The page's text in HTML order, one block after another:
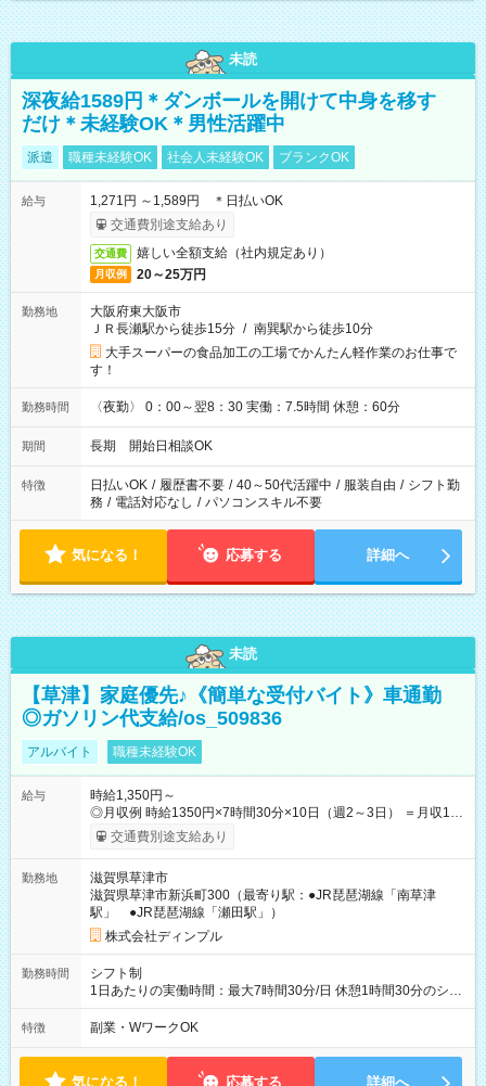
未読
深夜給1589円＊ダンボールを開けて中身を移す
だけ＊未経験OK＊男性活躍中
派遣 職種未経験OK 社会人未経験OK ブランクOK
給与
1,271円 ～1,589円 ＊日払いOK
交通費別途支給あり
交通費 嬉しい全額支給（社内規定あり）
月収例 20～25万円
勤務地
大阪府東大阪市
ＪＲ長瀬駅から徒歩15分 / 南巽駅から徒歩10分
大手スーパーの食品加工の工場でかんたん軽作業のお仕事で
す！
勤務時間 〈夜勤〉 0：00～翌8：30 実働：7.5時間 休憩：60分
期間 長期 開始日相談OK
特徴 日払いOK / 履歴書不要 / 40～50代活躍中 / 服装自由 / シフト勤
務 / 電話対応なし / パソコンスキル不要
気になる！ 応募する 詳細へ
未読
【草津】家庭優先♪《簡単な受付バイト》車通勤
◎ガソリン代支給/os_509836
アルバイト 職種未経験OK
給与
時給1,350円～
◎月収例 時給1350円×7時間30分×10日（週2～3日） ＝月収10
万円以上可＋交通費 ※勤務日数は一例です 【試用期間】試用期
間あり 試用期間の長さ：3ヶ月 雇用形態、給与は本採用時と同
交通費別途支給あり
勤務地
滋賀県草津市
滋賀県草津市新浜町300（最寄り駅：●JR琵琶湖線「南草津
駅」 ●JR琵琶湖線「瀬田駅」）
株式会社ディンプル
勤務時間
シフト制
1日あたりの実働時間：最大7時間30分/日 休憩1時間30分のシフ
ト制 ＜シフト例＞ 9：20～18：20 10：20～19：20 11：20～
20：20 12：30～21：30 ＜残業ほぼなし♪＞ 残業はあっても月1
両立しやすい☆
特徴 副業・WワークOK
気になる！ 応募する 詳細へ